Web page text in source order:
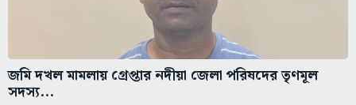
জমি দখল মামলায় গ্রেপ্তার নদীয়া জেলা পরিষদের তৃণমূল
সদস্য...